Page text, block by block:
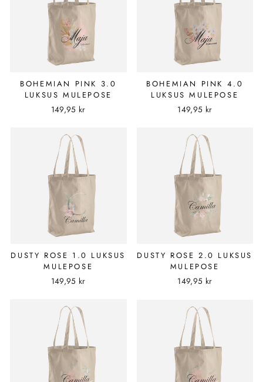
BOHEMIAN PINK 3.0
LUKSUS MULEPOSE
149,95 kr
BOHEMIAN PINK 4.0
LUKSUS MULEPOSE
149,95 kr
DUSTY ROSE 1.0 LUKSUS
MULEPOSE
149,95 kr
DUSTY ROSE 2.0 LUKSUS
MULEPOSE
149,95 kr